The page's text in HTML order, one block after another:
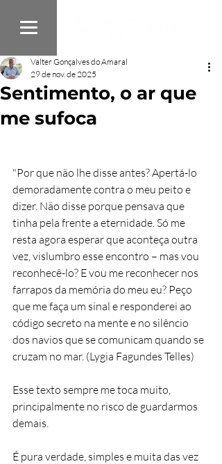
Sentimento, o ar que
me sufoca
Valter Gonçalves do Amaral
29 de nov. de 2025
"Por que não lhe disse antes? Apertá-lo
demoradamente contra o meu peito e
dizer. Não disse porque pensava que
tinha pela frente a eternidade. Só me
resta agora esperar que aconteça outra
vez, vislumbro esse encontro – mas vou
reconhecê-lo? E vou me reconhecer nos
farrapos da memória do meu eu? Peço
que me faça um sinal e responderei ao
código secreto na mente e no silêncio
dos navios que se comunicam quando se
cruzam no mar. (Lygia Fagundes Telles)
Esse texto sempre me toca muito,
principalmente no risco de guardarmos
demais.
É pura verdade, simples e muita das vez